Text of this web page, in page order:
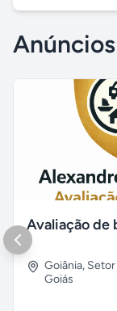
Goiânia,
Goiás